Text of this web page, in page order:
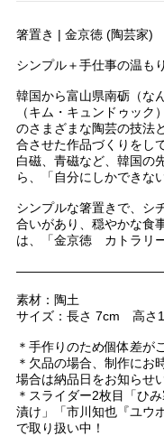
箸置き | 金京徳 (陶芸家)
シンプル＋手仕事の温も
韓国から富山県南砺（な
（キム・キュンドゥッ
のさまざまな陶芸の技法
合させた作品づくりをし
白磁、青磁など、韓国の
ら、「自分にしかできな
シンプルな箸置きで、シ
合いがあり、穏やかな食
は、「金京徳 カトラリ
素材：陶土
サイズ：長さ 7cm 高さ
＊手作りのため個体差が
＊欠品の場合、制作にお
場合は納品日をお知らせ
＊スライダー2枚目「ひ
漬け」「市川知也『ユウ
で取り扱い中！